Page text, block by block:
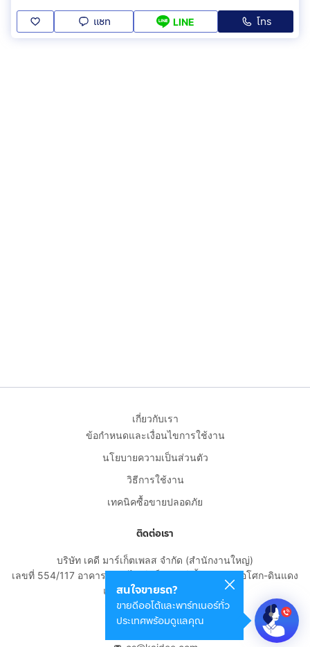
แชท LINE โทร
สนใจขายรถ?
ขายดีออโต้และพาร์ทเนอร์ทั่ว
ประเทศพร้อมดูแลคุณ
เกี่ยวกับเรา
ข้อกำหนดและเงื่อนไขการใช้งาน
นโยบายความเป็นส่วนตัว
วิธีการใช้งาน
เทคนิคซื้อขายปลอดภัย
ติดต่อเรา
บริษัท เคดี มาร์เก็ตเพลส จำกัด (สำนักงานใหญ่)
เลขที่ 554/117 อาคารสกายไนน์ เซ็นเตอร์ ชั้น 22 ถนนอโศก-ดินแดง
แขวงดินแดง เขตดินแดง
กรุงเทพมหานคร 10400